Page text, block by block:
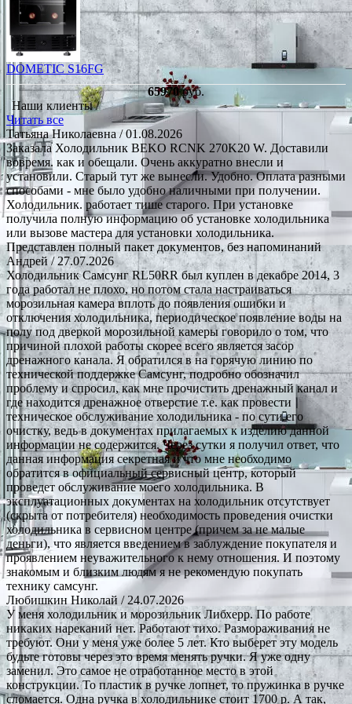
DOMETIC S16FG
65970руб.
Наши клиенты /
Читать все
Татьяна Николаевна / 01.08.2026
Заказала Холодильник BEKO RCNK 270K20 W. Доставили
вовремя. как и обещали. Очень аккуратно внесли и
установили. Старый тут же вынесли. Удобно. Оплата разными
способами - мне было удобно наличными при получении.
Холодильник. работает тише старого. При установке
получила полную информацию об установке холодильника
или вызове мастера для установки холодильника.
Представлен полный пакет документов, без напоминаний
Андрей / 27.07.2026
Холодильник Самсунг RL50RR был куплен в декабре 2014, 3
года работал не плохо, но потом стала настраиваться
морозильная камера вплоть до появления ошибки и
отключения холодильника, периодическое появление воды на
полу под дверкой морозильной камеры говорило о том, что
причиной плохой работы скорее всего является засор
дренажного канала. Я обратился в на горячую линию по
технической поддержке Самсунг, подробно обозначил
проблему и спросил, как мне прочистить дренажный канал и
где находится дренажное отверстие т.е. как провести
техническое обслуживание холодильника - по сути его
очистку, ведь в документах прилагаемых к изделию данной
информации не содержится. Через сутки я получил ответ, что
данная информация секретная и что мне необходимо
обратится в официальный сервисный центр, который
проведет обслуживание моего холодильника. В
эксплуатационных документах на холодильник отсутствует
(скрыта от потребителя) необходимость проведения очистки
холодильника в сервисном центре (причем за не малые
деньги), что является введением в заблуждение покупателя и
проявлением неуважительного к нему отношения. И поэтому
знакомым и близким людям я не рекомендую покупать
технику самсунг.
Любишкин Николай / 24.07.2026
У меня холодильник и морозильник Либхерр. По работе
никаких нареканий нет. Работают тихо. Размораживания не
требуют. Они у меня уже более 5 лет. Кто выберет эту модель
будьте готовы через это время менять ручки. Я уже одну
заменил. Это самое не отработанное место в этой
конструкции. То пластик в ручке лопнет, то пружинка в ручке
сломается. Одна ручка в холодильнике стоит 1700 р. А так,